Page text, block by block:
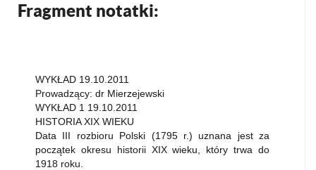
Fragment notatki:
WYKŁAD 19.10.2011
Prowadzący: dr Mierzejewski
WYKŁAD 1 19.10.2011
HISTORIA XIX WIEKU
Data III rozbioru Polski (1795 r.) uznana jest za
początek okresu historii XIX wieku, który trwa do
1918 roku.